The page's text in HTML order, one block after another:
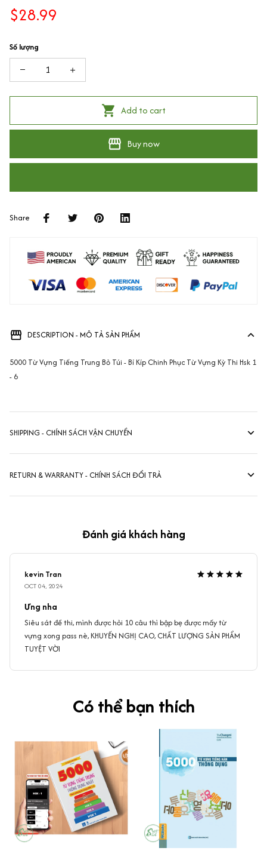
$28.99
Số lượng
Add to cart
Buy now
Share
DESCRIPTION - MÔ TẢ SẢN PHẨM
5000 Từ Vựng Tiếng Trung Bỏ Túi - Bí Kíp Chinh Phục Từ Vựng Kỳ Thi Hsk 1
- 6
SHIPPING - CHÍNH SÁCH VẬN CHUYỂN
RETURN & WARRANTY - CHÍNH SÁCH ĐỔI TRẢ
Đánh giá khách hàng
kevin Tran
OCT 04, 2024
Ưng nha
Siêu sát đề thi, mình được hỏi 10 câu thì bập bẹ được mấy từ
vựng xong pass nè, KHUYẾN NGHỊ CAO, CHẤT LƯỢNG SẢN PHẨM
TUYỆT VỜI
Có thể bạn thích